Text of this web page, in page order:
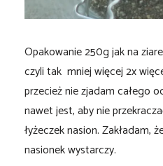
Opakowanie 250g jak na
czyli tak mniej więcej 2x
przecież nie zjadam całego
nawet jest, aby nie
łyżeczek nasion. Zakładam,
nasionek wystarczy.